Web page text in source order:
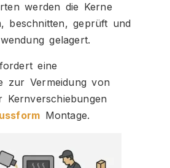
werden die Kerne
beschnitten, geprüft und
gelagert.
eine
zur Vermeidung von
Kernverschiebungen
Montage.